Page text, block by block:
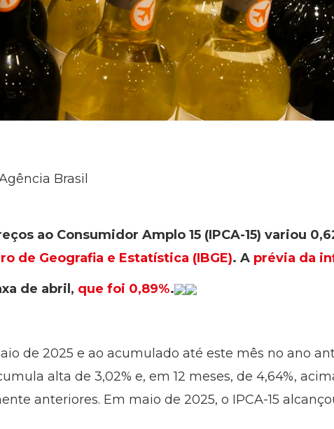
Brasil
ao Consumidor Amplo 15 (IPCA-15) variou
de Geografia e Estatística (IBGE). A prévia da
de abril, que foi 0,89%.
de 2025 e ao acumulado até este mês no ano
alta de 3,02% e, em 12 meses, de 4,64%,
anteriores. Em maio de 2025, o IPCA-15